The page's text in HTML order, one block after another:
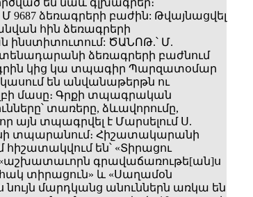
են նաև գլխագրեր։
9687 ձեռագրերի բաժին: Թվայնացվել
հին ձեռագրերի
ԾԱՆՈԹ.՝ Մ.
ձեռագրերի բաժնում
կից կա տպագիր Պարզատօմար
են անվանաթերթն ու
մասը։ Գրքի տպագրական
տառերը, ձևավորումը,
այն տպագրվել է Մարսելում Ս.
տպարանում։ Հիշատակարանի
են՝ «Տիրացու
«աշխատաւորն գրավաճառութե[ան]ս
տիրացուն» և «Սաղամօն
մարդկանց անուններն առկա են